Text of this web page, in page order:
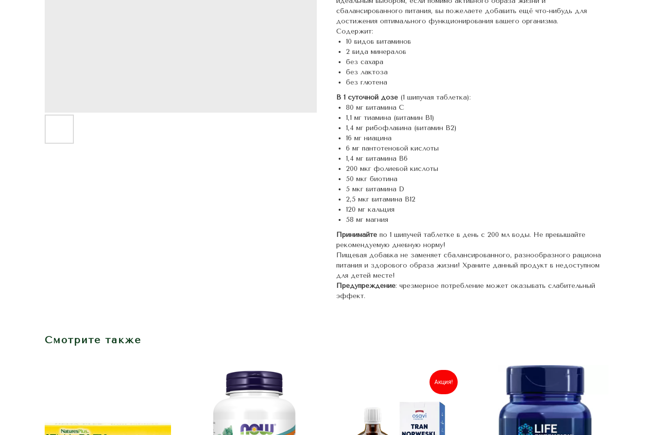
сбалансированного питания, вы пожелаете добавить ещё что-нибудь для
достижения оптимального функционирования вашего организма.
Содержит:
10 видов витаминов
2 вида минералов
без сахара
без лактоза
без глютена
В 1 суточной дозе (1 шипучая таблетка):
80 мг витамина С
1,1 мг тиамина (витамин В1)
1,4 мг рибофлавина (витамин В2)
16 мг ниацина
6 мг пантотеновой кислоты
1,4 мг витамина В6
200 мкг фолиевой кислоты
50 мкг биотина
5 мкг витамина D
2,5 мкг витамина В12
120 мг кальция
58 мг магния
Принимайте по 1 шипучей таблетке в день с 200 мл воды. Не превышайте
рекомендуемую дневную норму!
Пищевая добавка не заменяет сбалансированного, разнообразного рациона
питания и здорового образа жизни! Храните данный продукт в недоступном
для детей месте!
Предупреждение: чрезмерное потребление может оказывать слабительный
эффект.
Смотрите также
Акция!